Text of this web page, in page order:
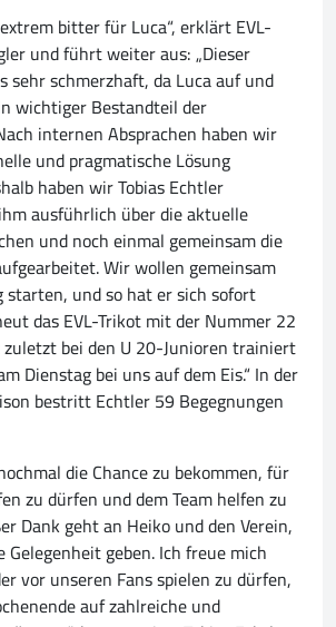
bitter für Luca“, erklärt EVL-
und führt weiter aus: „Dieser
schmerzhaft, da Luca auf und
wichtiger Bestandteil der
internen Absprachen haben wir
und pragmatische Lösung
haben wir Tobias Echtler
ausführlich über die aktuelle
und noch einmal gemeinsam die
Wir wollen gemeinsam
starten, und so hat er sich sofort
das EVL-Trikot mit der Nummer 22
bei den U 20-Junioren trainiert
Dienstag bei uns auf dem Eis.“ In der
bestritt Echtler 59 Begegnungen
die Chance zu bekommen, für
zu dürfen und dem Team helfen zu
Dank geht an Heiko und den Verein,
Gelegenheit geben. Ich freue mich
vor unseren Fans spielen zu dürfen,
auf zahlreiche und